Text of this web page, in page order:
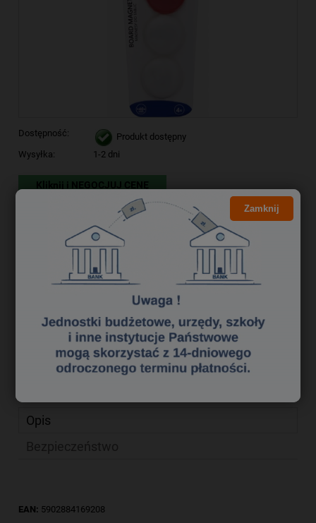
Dostępność:
Produkt dostępny
Wysyłka:
1-2 dni
Kliknij i NEGOCJUJ CENĘ
3,39 zł
do koszyka
Producent: MemoBe
Kod produktu:
mgk0483060
zapytaj o produkt
poleć znajomemu
Opis
EAN: 5902884169208
Zamknij